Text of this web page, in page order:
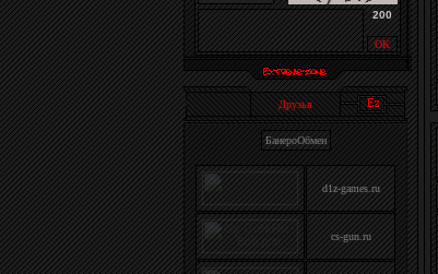
200
Друзья
БанероОбмен
d1z-games.ru
cs-gun.ru